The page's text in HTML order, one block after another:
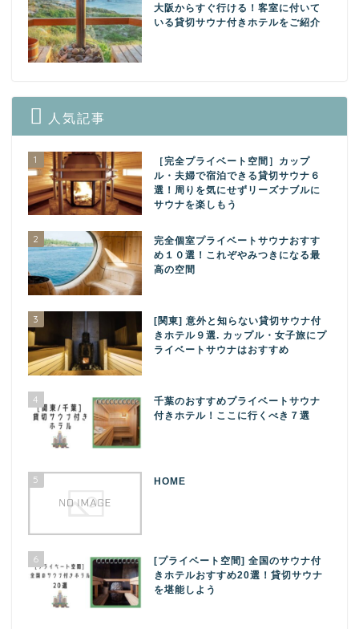
大阪からすぐ行ける！客室に付いて
いる貸切サウナ付きホテルをご紹介
人気記事
1
［完全プライベート空間］カップ
ル・夫婦で宿泊できる貸切サウナ６
選！周りを気にせずリーズナブルに
サウナを楽しもう
2
完全個室プライベートサウナおすす
め１０選！これぞやみつきになる最
高の空間
3
[関東] 意外と知らない貸切サウナ付
きホテル９選. カップル・女子旅にプ
ライベートサウナはおすすめ
4
千葉のおすすめプライベートサウナ
付きホテル！ここに行くべき７選
5 HOME
6
[プライベート空間] 全国のサウナ付
きホテルおすすめ20選！貸切サウナ
を堪能しよう